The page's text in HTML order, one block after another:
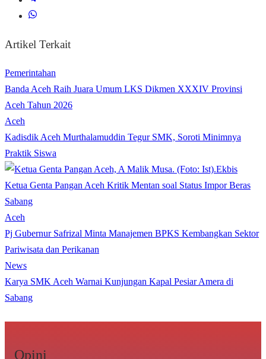
Artikel Terkait
Pemerintahan
Banda Aceh Raih Juara Umum LKS Dikmen XXXIV Provinsi
Aceh Tahun 2026
Aceh
Kadisdik Aceh Murthalamuddin Tegur SMK, Soroti Minimnya
Praktik Siswa
Ekbis
Ketua Genta Pangan Aceh Kritik Mentan soal Status Impor Beras
Sabang
Aceh
Pj Gubernur Safrizal Minta Manajemen BPKS Kembangkan Sektor
Pariwisata dan Perikanan
News
Karya SMK Aceh Warnai Kunjungan Kapal Pesiar Amera di
Sabang
Opini